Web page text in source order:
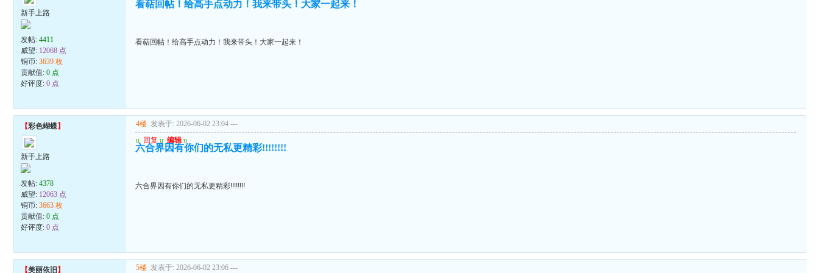
新手上路
发帖:4411
威望: 12068 点
铜币:3639 枚
贡献值:0 点
好评度:0 点
看萜回帖！给高手点动力！我来带头！大家一起来！
看萜回帖！给高手点动力！我来带头！大家一起来！
【彩色蝴蝶】
新手上路
发帖:4378
威望: 12063 点
铜币:3663 枚
贡献值:0 点
好评度:0 点
4楼 发表于: 2026-06-02 23:04 ---
u 回复 u 编辑 u
六合界因有你们的无私更精彩!!!!!!!!
六合界因有你们的无私更精彩!!!!!!!!
【美丽依旧 】 5楼 发表于: 2026-06-02 23:06 ---